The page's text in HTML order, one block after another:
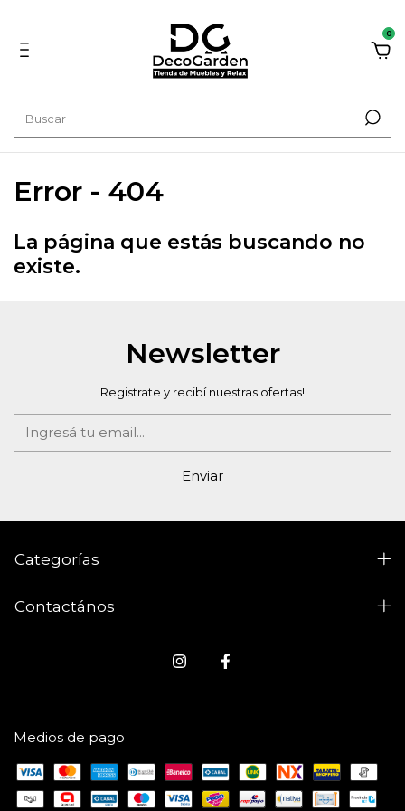
0
Error - 404
La página que estás buscando no
existe.
Newsletter
Registrate y recibí nuestras ofertas!
Categorías
Contactános
Medios de pago